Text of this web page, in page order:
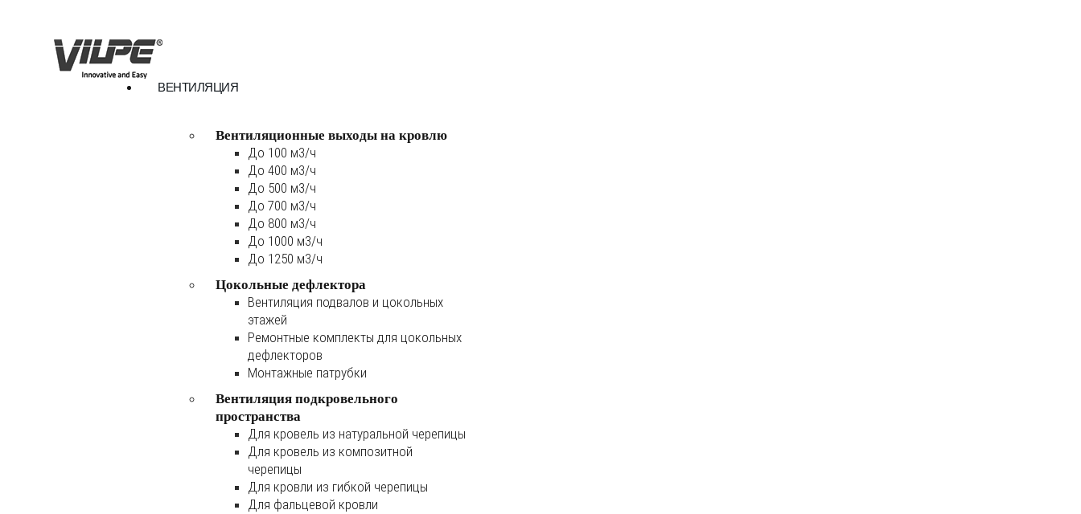
ВЕНТИЛЯЦИЯ
Вентиляционные выходы на кровлю
До 100 м3/ч
До 400 м3/ч
До 500 м3/ч
До 700 м3/ч
До 800 м3/ч
До 1000 м3/ч
До 1250 м3/ч
Цокольные дефлектора
Вентиляция подвалов и цокольных
этажей
Ремонтные комплекты для цокольных
дефлекторов
Монтажные патрубки
Вентиляция подкровельного
пространства
Для кровель из натуральной черепицы
Для кровель из композитной
черепицы
Для кровли из гибкой черепицы
Для фальцевой кровли